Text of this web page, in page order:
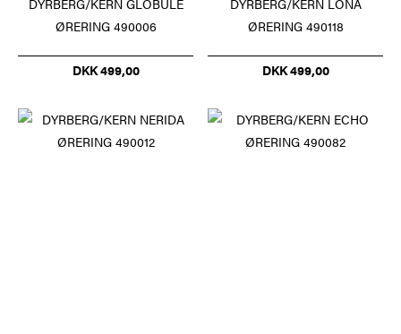
DYRBERG/KERN GLOBULE
ØRERING 490006
DKK 499,00
DYRBERG/KERN LONA
ØRERING 490118
DKK 499,00